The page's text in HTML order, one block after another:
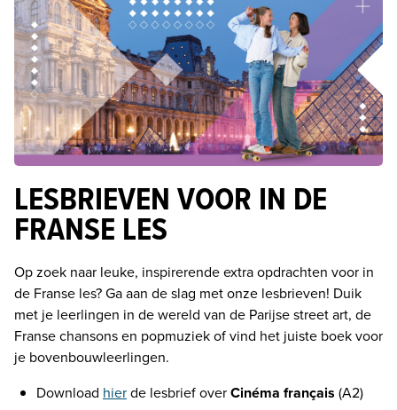
LESBRIEVEN VOOR IN DE
FRANSE LES
Op zoek naar leuke, inspirerende extra opdrachten voor in
de Franse les? Ga aan de slag met onze lesbrieven! Duik
met je leerlingen in de wereld van de Parijse street art, de
Franse chansons en popmuziek of vind het juiste boek voor
je bovenbouwleerlingen.
Download hier de lesbrief over Cinéma français (A2)